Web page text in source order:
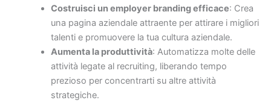
Costruisci un employer branding efficace: Crea
una pagina aziendale attraente per attirare i migliori
talenti e promuovere la tua cultura aziendale.
Aumenta la produttività: Automatizza molte delle
attività legate al recruiting, liberando tempo
prezioso per concentrarti su altre attività
strategiche.